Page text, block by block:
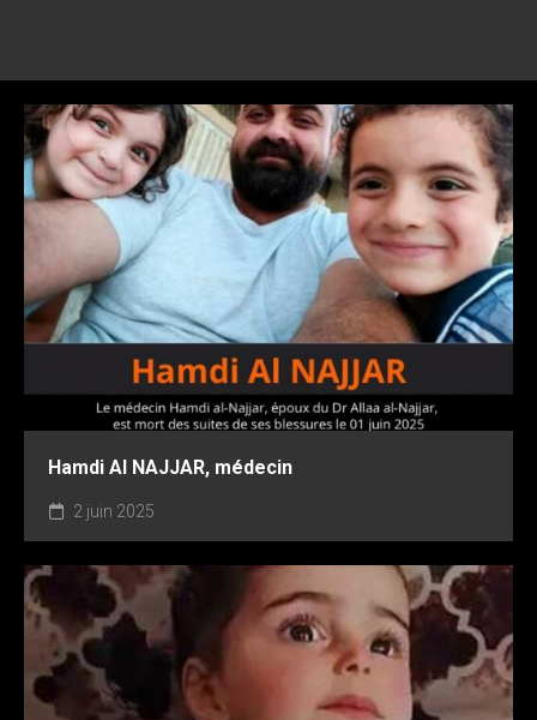
Hamdi AI NAJJAR, médecin
2 juin 2025